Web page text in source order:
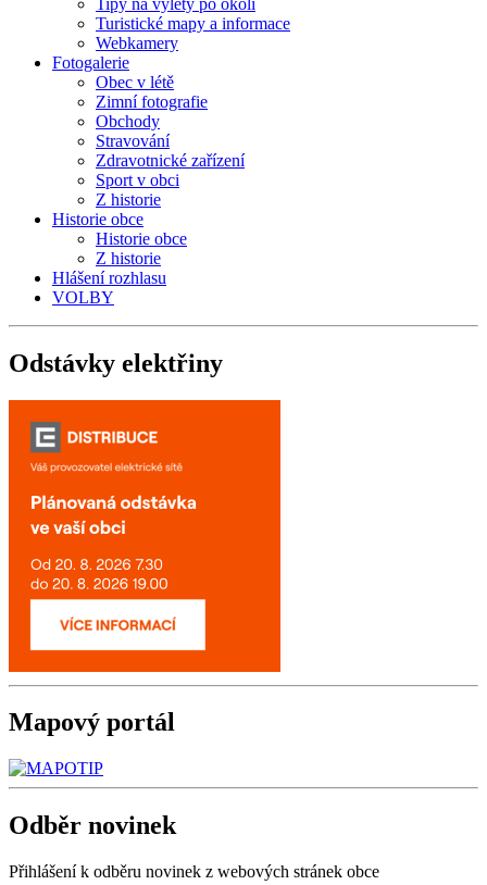
Turistické mapy a informace
Webkamery
Fotogalerie
Obec v létě
Zimní fotografie
Obchody
Stravování
Zdravotnické zařízení
Sport v obci
Z historie
Historie obce
Historie obce
Z historie
Hlášení rozhlasu
VOLBY
Odstávky elektřiny
Mapový portál
Odběr novinek
Přihlášení k odběru novinek z webových stránek obce